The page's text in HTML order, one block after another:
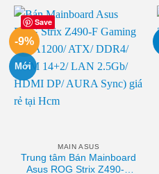
Save
-9%
Mới
MAIN ASUS
Trung tâm Bán Mainboard
Asus ROG Strix Z490-F